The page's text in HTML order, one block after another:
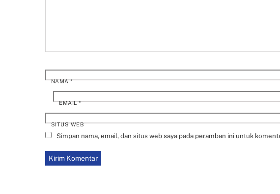
NAMA*
EMAIL*
SITUS WEB
Simpan nama, email, dan situs web saya pada peramban ini untuk